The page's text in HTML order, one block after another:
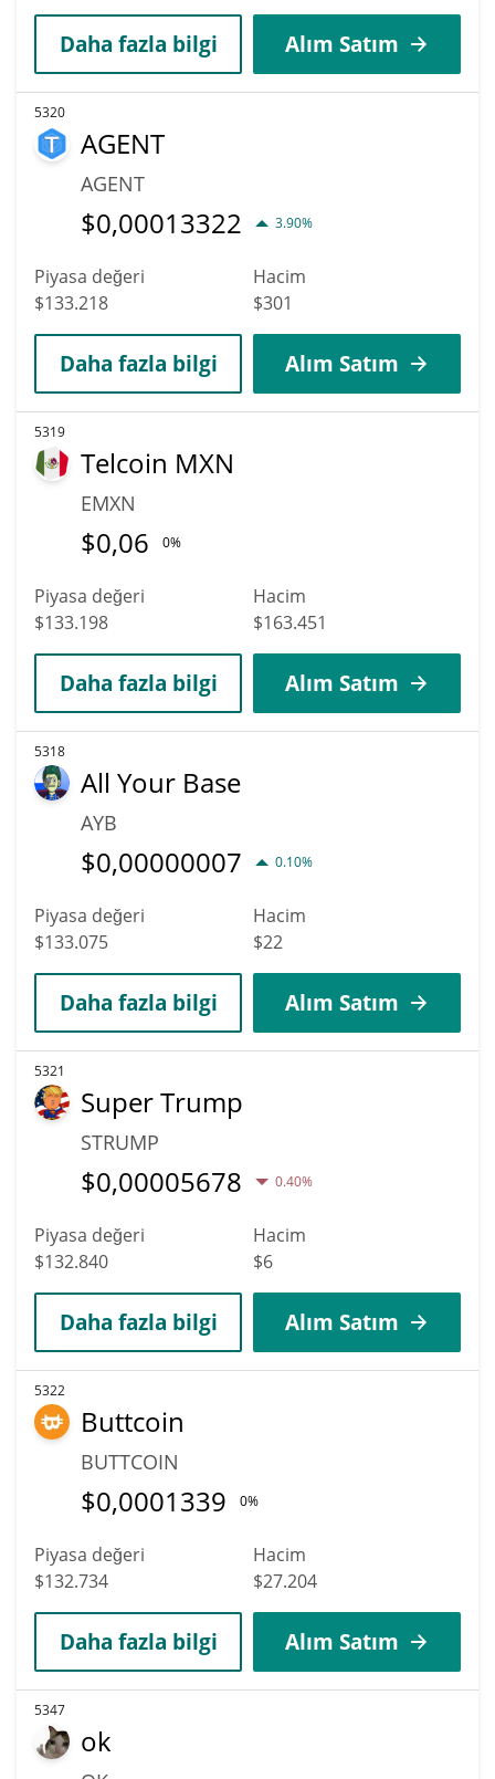
Daha fazla bilgi Alım Satım
5320
AGENT
AGENT
$0,00013322 3.90%
Piyasa değeri
$133.218
Hacim
$301
Daha fazla bilgi Alım Satım
5319
Telcoin MXN
EMXN
$0,06 0%
Piyasa değeri
$133.198
Hacim
$163.451
Daha fazla bilgi Alım Satım
5318
All Your Base
AYB
$0,00000007 0.10%
Piyasa değeri
$133.075
Hacim
$22
Daha fazla bilgi Alım Satım
5321
Super Trump
STRUMP
$0,00005678 0.40%
Piyasa değeri
$132.840
Hacim
$6
Daha fazla bilgi Alım Satım
5322
Buttcoin
BUTTCOIN
$0,0001339 0%
Piyasa değeri
$132.734
Hacim
$27.204
Daha fazla bilgi Alım Satım
5347
ok